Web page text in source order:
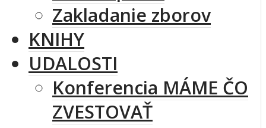
Zakladanie zborov
KNIHY
UDALOSTI
Konferencia MÁME ČO
ZVESTOVAŤ